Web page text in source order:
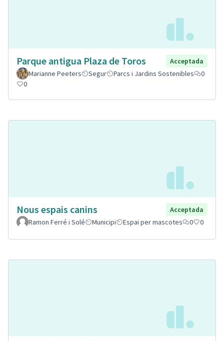
Parque antigua Plaza de Toros
Acceptada
Marianne Peeters
Segur Parcs i Jardins Sostenibles
0
0
Nous espais canins
Acceptada
Ramon Ferré i Solé
Municipi Espai per mascotes 0 0